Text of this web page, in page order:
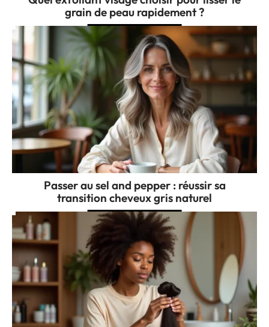
grain de peau rapidement ?
Passer au sel and pepper : réussir sa
transition cheveux gris naturel